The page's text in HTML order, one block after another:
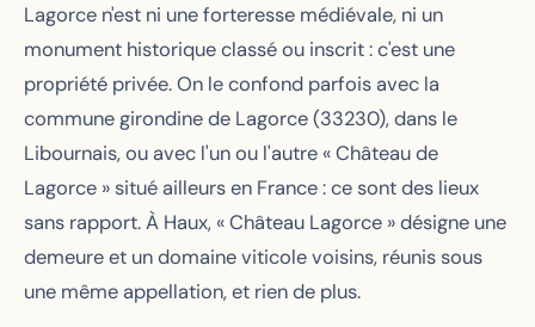
Lagorce n'est ni une forteresse médiévale, ni un
monument historique classé ou inscrit : c'est une
propriété privée. On le confond parfois avec la
commune girondine de Lagorce (33230), dans le
Libournais, ou avec l'un ou l'autre « Château de
Lagorce » situé ailleurs en France : ce sont des lieux
sans rapport. À Haux, « Château Lagorce » désigne une
demeure et un domaine viticole voisins, réunis sous
une même appellation, et rien de plus.